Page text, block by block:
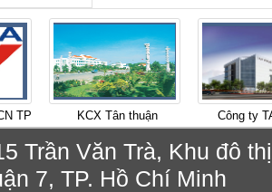
TP KCX Tân thuận Công ty
Trần Văn Trà, Khu đô
7, TP. Hồ Chí Minh